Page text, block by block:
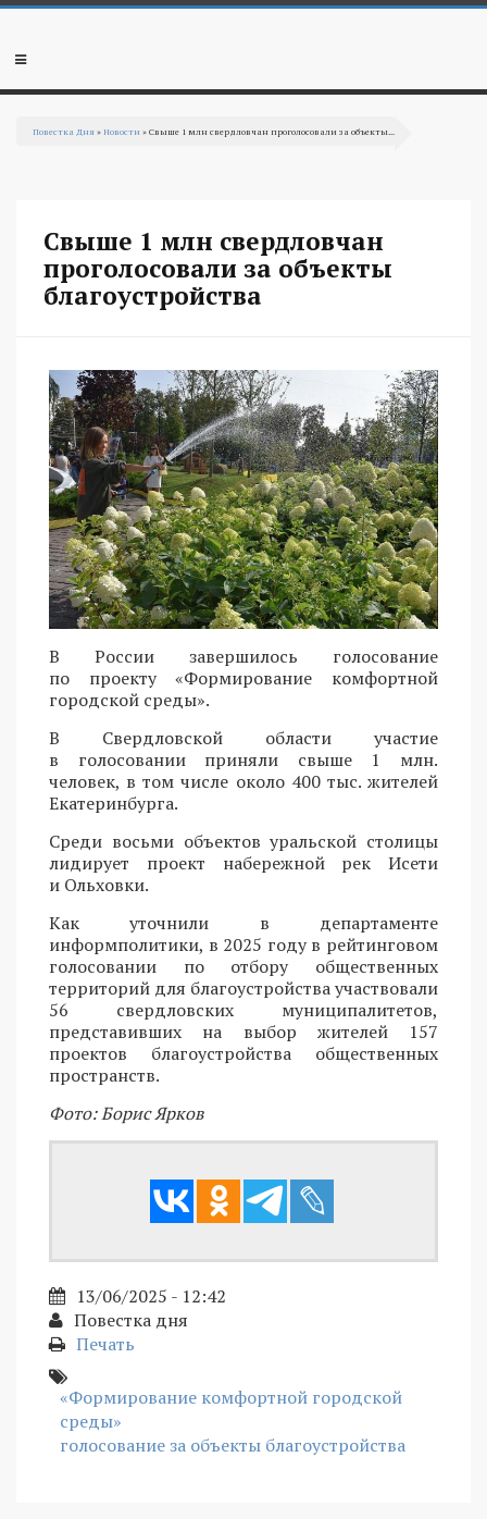
Перейти к основному содержанию
Мобильное
Повестка Дня »Новости » Свыше 1 млн свердловчан проголосовали за объекты...
Свыше 1 млн свердловчан
проголосовали за объекты
благоустройства
В России завершилось голосование
по проекту «Формирование комфортной
городской среды».
В Свердловской области участие
в голосовании приняли свыше 1 млн.
человек, в том числе около 400 тыс. жителей
Екатеринбурга.
Среди восьми объектов уральской столицы
лидирует проект набережной рек Исети
и Ольховки.
Как уточнили в департаменте
информполитики, в 2025 году в рейтинговом
голосовании по отбору общественных
территорий для благоустройства участвовали
56 свердловских муниципалитетов,
представивших на выбор жителей 157
проектов благоустройства общественных
пространств.
Фото: Борис Ярков
13/06/2025 - 12:42
Повестка дня
Печать
«Формирование комфортной городской
среды»
голосование за объекты благоустройства